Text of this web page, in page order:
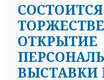
СОСТОИТСЯ
ОТКРЫТИЕ
ВЫСТАВКИ